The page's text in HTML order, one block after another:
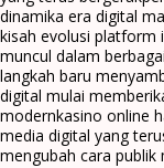
dinamika era digital
kisah evolusi platform
muncul dalam
langkah baru
digital mulai
modernkasino online
media digital yang
mengubah cara publik